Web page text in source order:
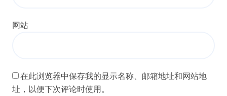
网站
在此浏览器中保存我的显示名称、邮箱地址和网站地
址，以便下次评论时使用。